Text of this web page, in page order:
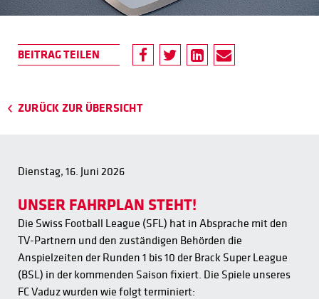
ZURÜCK ZUR ÜBERSICHT
Dienstag, 16. Juni 2026
UNSER FAHRPLAN STEHT!
Die Swiss Football League (SFL) hat in Absprache mit den
TV-Partnern und den zuständigen Behörden die
Anspielzeiten der Runden 1 bis 10 der Brack Super League
(BSL) in der kommenden Saison fixiert. Die Spiele unseres
FC Vaduz wurden wie folgt terminiert: